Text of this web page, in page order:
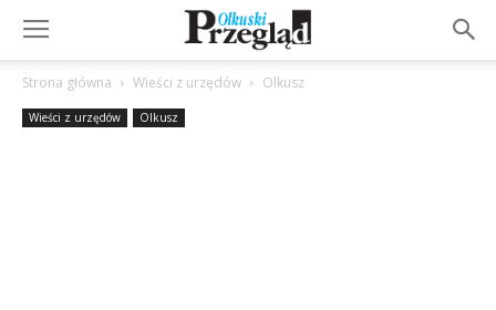
Strona główna Wieści z urzędów Olkusz
Wieści z urzędów Olkusz